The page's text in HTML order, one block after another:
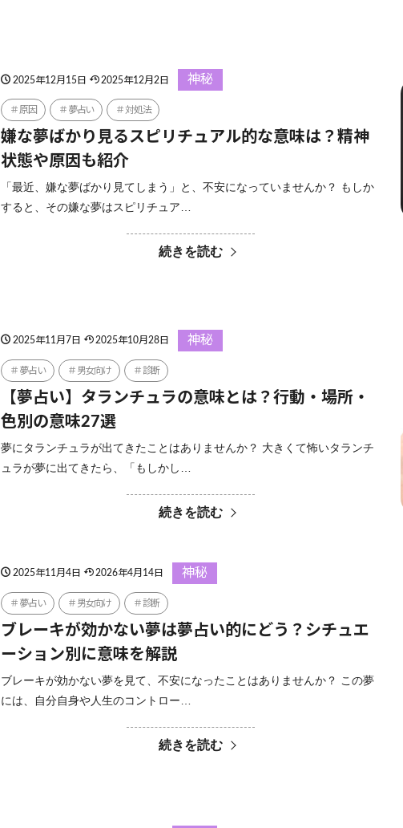
2025年12月15日 2025年12月2日 神秘
原因 夢占い 対処法
嫌な夢ばかり見るスピリチュアル的な意味は？精神
状態や原因も紹介
「最近、嫌な夢ばかり見てしまう」と、不安になっていませんか？ もしか
すると、その嫌な夢はスピリチュア…
続きを読む
2025年11月7日 2025年10月28日 神秘
夢占い 男女向け 診断
【夢占い】タランチュラの意味とは？行動・場所・
色別の意味27選
夢にタランチュラが出てきたことはありませんか？ 大きくて怖いタランチ
ュラが夢に出てきたら、「もしかし…
続きを読む
2025年11月4日 2026年4月14日 神秘
夢占い 男女向け 診断
ブレーキが効かない夢は夢占い的にどう？シチュエ
ーション別に意味を解説
ブレーキが効かない夢を見て、不安になったことはありませんか？ この夢
には、自分自身や人生のコントロー…
続きを読む